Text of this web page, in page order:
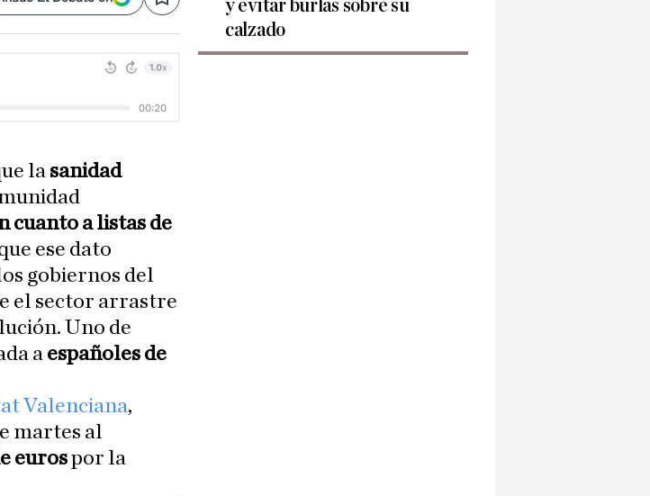
Save
la sanidad
cuanto a listas de
ese dato
gobiernos del
el sector arrastre
Uno de
a españoles de
Valenciana,
martes al
eurospor la
y evitar burlas sobre su
calzado